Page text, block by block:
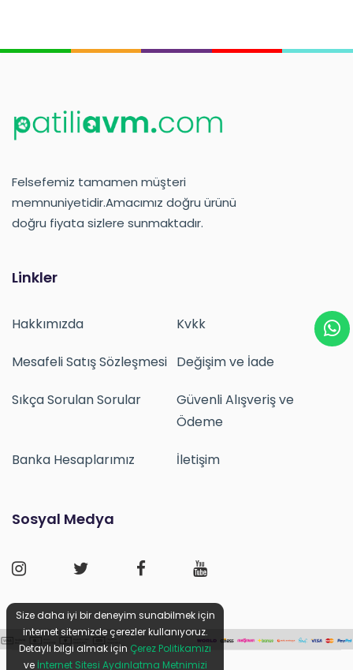
Felsefemiz tamamen müşteri
memnuniyetidir.Amacımız doğru ürünü
doğru fiyata sizlere sunmaktadır.
Linkler
Hakkımızda Kvkk
Mesafeli Satış Sözleşmesi Değişim ve İade
Sıkça Sorulan Sorular
Güvenli Alışveriş ve
Ödeme
Banka Hesaplarımız İletişim
Sosyal Medya
Size daha iyi bir deneyim sunabilmek için
internet sitemizde çerezler kullanıyoruz.
Detaylı bilgi almak için Çerez Politikamızı
ve İnternet Sitesi Aydınlatma Metnimizi